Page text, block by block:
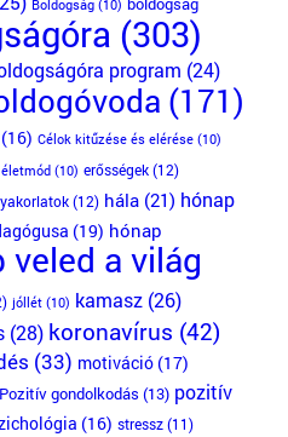
Boldogság(10)
(303)
program (24)
(171)
(16) Célok kitűzése és elérése(10)
(10) erősségek(12)
(12) hála(21) hónap
(19) hónap
veled a világ
jóllét(10) kamasz(26)
(28) koronavírus (42)
(33) motiváció(17)
Pozitív gondolkodás (13) pozitív
(16) stressz(11)